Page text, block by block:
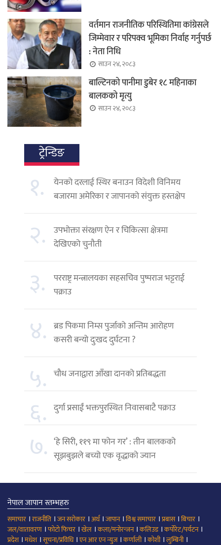
वर्तमान राजनीतिक परिस्थितिमा कांग्रेसले
जिम्मेवार र परिपक्व भूमिका निर्वाह गर्नुपर्छ
: नेता निधि
साउन २४, २०८३
बाल्टिनको पानीमा डुबेर १८ महिनाका
बालकको मृत्यु
साउन २४, २०८३
ट्रेन्डिङ
१.
येनको दरलाई स्थिर बनाउन विदेशी विनिमय
बजारमा अमेरिका र जापानको संयुक्त हस्तक्षेप
२. उपभोक्ता संरक्षण ऐन र चिकित्सा क्षेत्रमा
देखिएको चुनौती
३.
परराष्ट्र मन्त्रालयका सहसचिव पुष्पराज भट्टराई
पक्राउ
४. ब्रड पिकमा निम्स पुर्जाको अन्तिम आरोहण
कसरी बन्यो दुःखद दुर्घटना ?
५. चौध जनाद्वारा आँखा दानको प्रतिबद्धता
६. दुर्गा प्रसाईं भक्तपुरस्थित निवासबाटै पक्राउ
७. ‘हे सिरी, ११९ मा फोन गर’ : तीन बालकको
सूझबुझले बच्यो एक वृद्धाको ज्यान
नेपाल जापान स्तम्भहरु
समाचार ।राजनीति ।जन सरोकार ।अर्थ।जापान।विश्व समाचार ।प्रबास।बिचार ।
जल/वातावरण ।फोटो फिचर ।खेल ।कला/मनोरन्जन।कलिउड।कर्पोरेट/पर्यटन।
प्रदेश।मधेश।सूचना/प्रविधि।एन आर एन न्युज।कर्णाली।कोशी।लुम्बिनी।